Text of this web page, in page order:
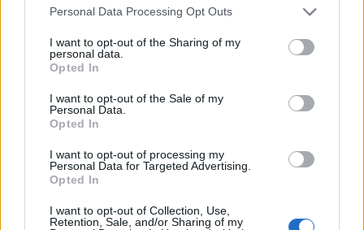
Please note that this website/app uses one or more Google
not limited to your visit or usage behaviour. You may click to
grant or deny consent to Google and its third-party tags to
use your data for below specified purposes in below Google
consent section.
Personal Data Processing Opt Outs
I want to opt-out of the Sharing of my
personal data.
Opted In
I want to opt-out of the Sale of my
Personal Data.
Opted In
I want to opt-out of processing my
Personal Data for Targeted Advertising.
Opted In
I want to opt-out of Collection, Use,
Retention, Sale, and/or Sharing of my
Casi replicabili e metriche base per
piccole realtà
Molte associazioni lavorano con budget limitati. Tre
iniziative ad alto impatto e basso costo: 1)Sport
senza barriereaudit light degli spazi con 10 punti
una donna in staff tecnico per categoria, con
mentoring interno; 3)
budget per ridurre le barriere economiche. KPI